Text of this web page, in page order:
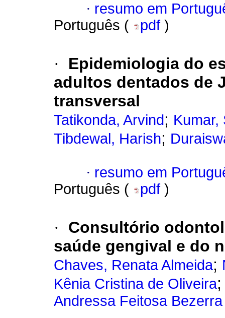
· resumo em
Português (
pdf )
·
Epidemiologia do
adultos dentados de
transversal
Tatikonda, Arvind ; Kumar,
Tibdewal, Harish;
· resumo em
Português (
pdf )
·
Consultório
saúde gengival e do
Chaves, Renata Almeida;
Kênia Cristina de Oliveira
Andressa Feitosa